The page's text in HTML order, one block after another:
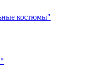
костюмы"